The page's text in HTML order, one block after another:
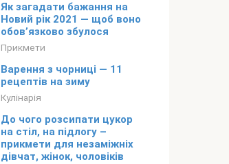
Як загадати бажання на
Новий рік 2021 — щоб воно
обов’язково збулося
Прикмети
Варення з чорниці — 11
рецептів на зиму
Кулінарія
До чого розсипати цукор
на стіл, на підлогу –
прикмети для незаміжніх
дівчат, жінок, чоловіків